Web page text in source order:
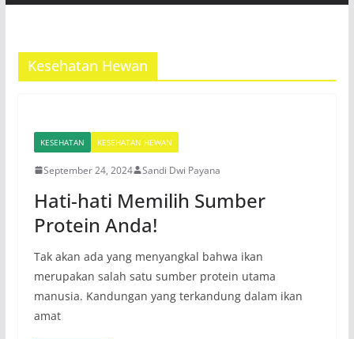
Kesehatan Hewan
KESEHATAN KESEHATAN HEWAN
September 24, 2024 Sandi Dwi Payana
Hati-hati Memilih Sumber
Protein Anda!
Tak akan ada yang menyangkal bahwa ikan
merupakan salah satu sumber protein utama
manusia. Kandungan yang terkandung dalam ikan
amat